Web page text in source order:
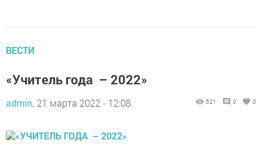
ВЕСТИ
«Учитель года – 2022»
admin, 21 марта 2022 - 12:08 521 0 0